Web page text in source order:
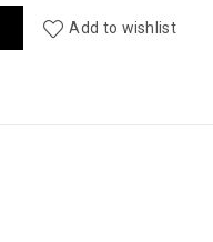
Add to wishlist